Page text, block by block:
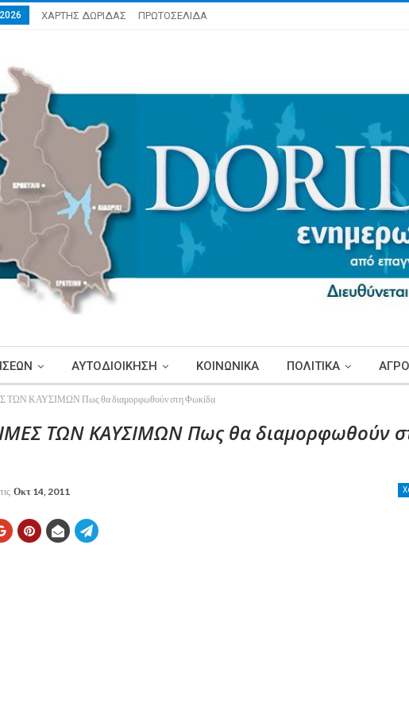
ΧΑΡΤΗΣ ΔΩΡΙΔΑΣ ΠΡΩΤΟΣΕΛΙΔΑ
ΑΥΤΟΔΙΟΙΚΗΣΗ ΚΟΙΝΩΝΙΚΑ ΠΟΛΙΤΙΚΑ
ΚΑΥΣΙΜΩΝ Πως θα διαμορφωθούν στη Φωκίδα
ΤΩΝ ΚΑΥΣΙΜΩΝ Πως θα διαμορφωθούν
Οκτ 14, 2011